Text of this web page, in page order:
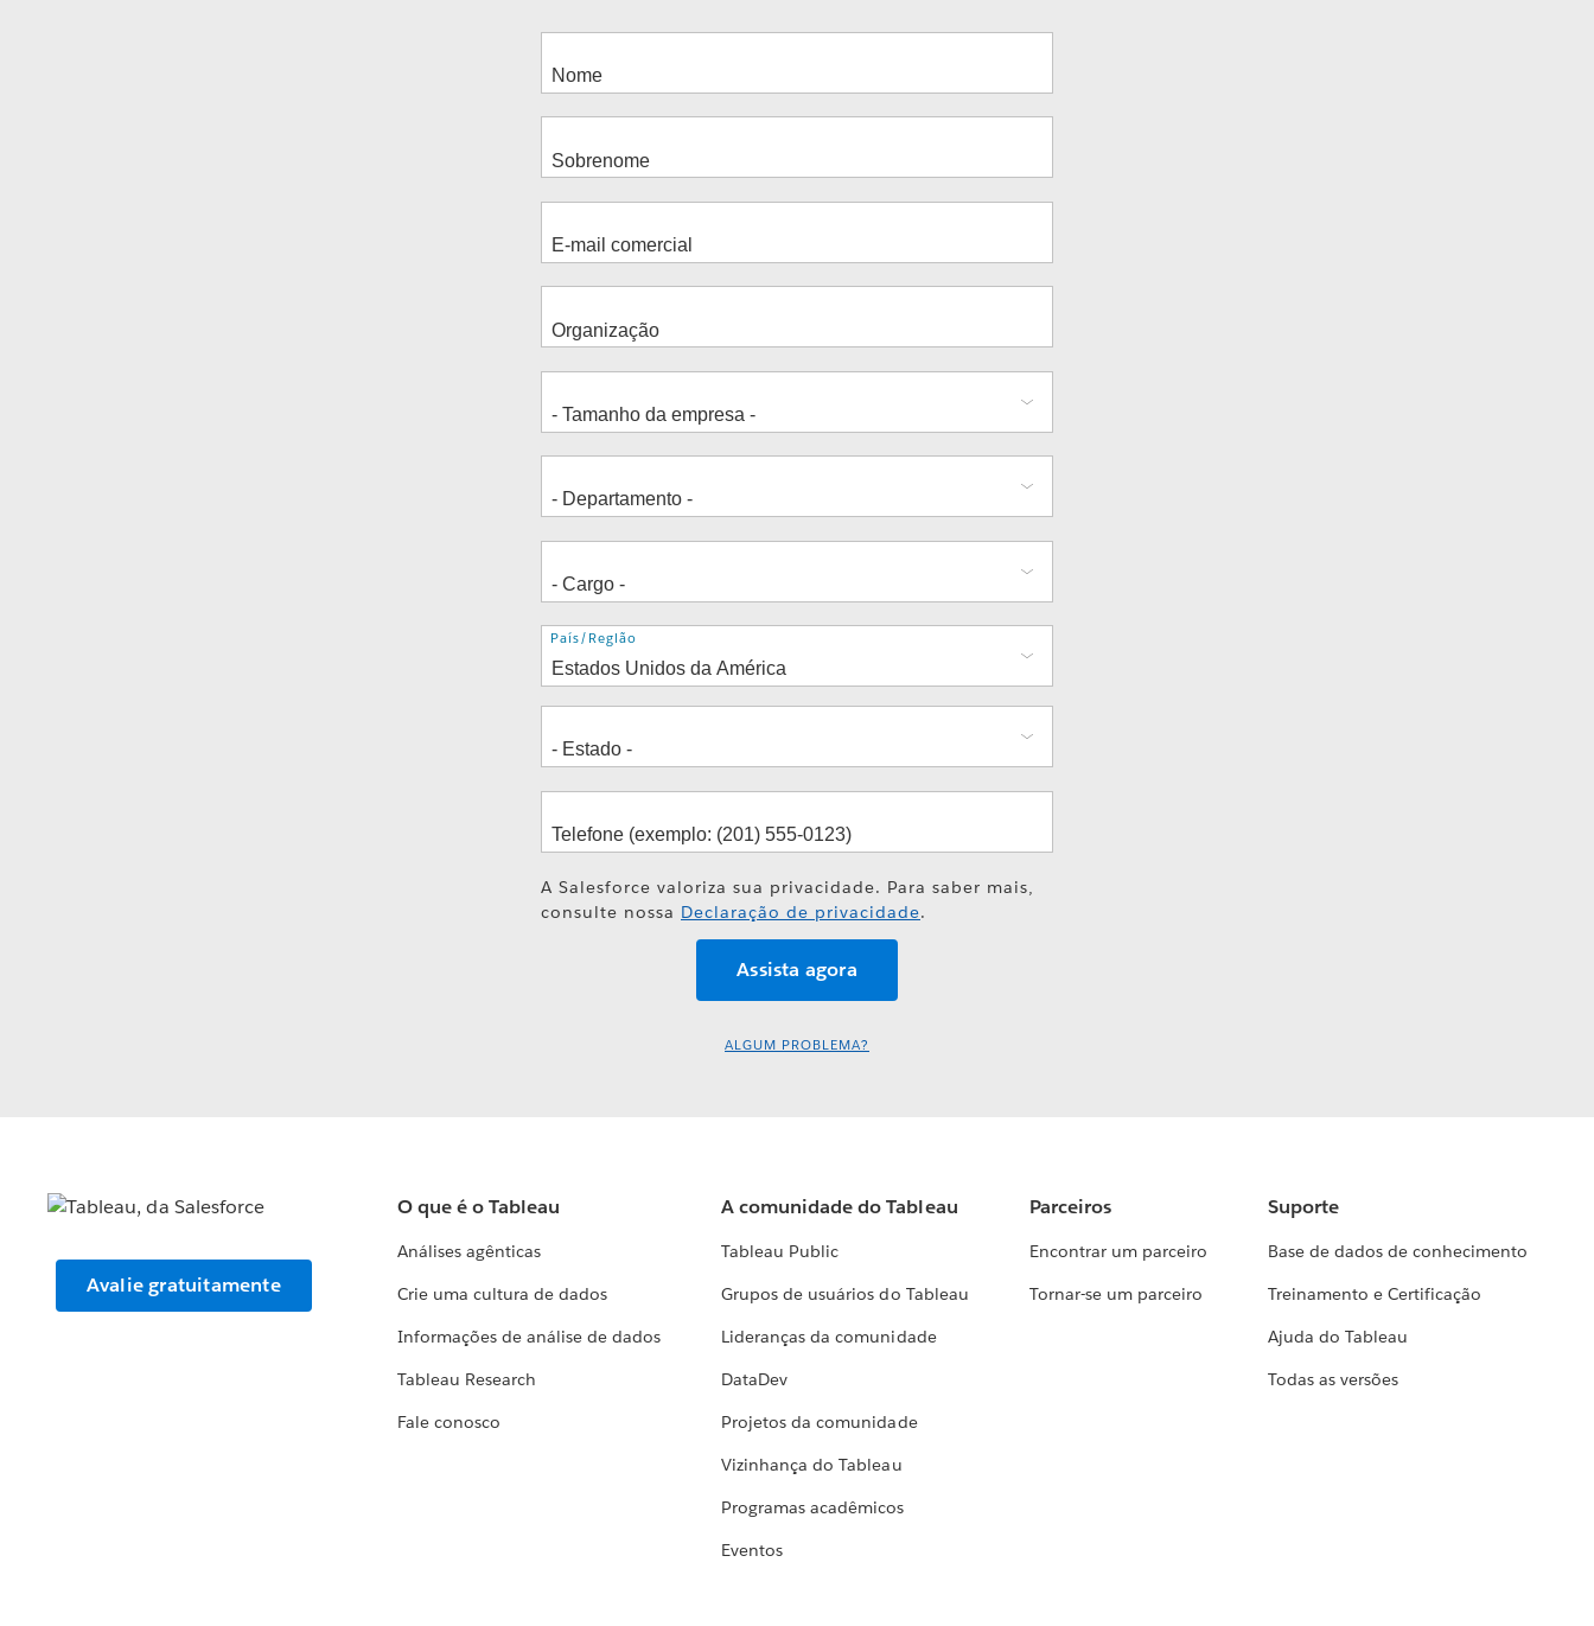
Endereço
País/Região
A Salesforce valoriza sua privacidade. Para saber mais,
consulte nossa Declaração de privacidade.
ALGUM PROBLEMA?
Avalie gratuitamente
O que é o Tableau
Análises agênticas
Crie uma cultura de dados
Informações de análise de dados
Tableau Research
Fale conosco
A comunidade do Tableau
Tableau Public
Grupos de usuários do Tableau
Lideranças da comunidade
DataDev
Projetos da comunidade
Vizinhança do Tableau
Programas acadêmicos
Eventos
Parceiros
Encontrar um parceiro
Tornar-se um parceiro
Suporte
Base de dados de conhecimento
Treinamento e Certificação
Ajuda do Tableau
Todas as versões